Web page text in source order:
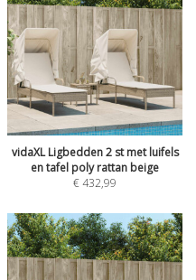
vidaXL Ligbedden 2 st met luifels
en tafel poly rattan beige
€432,99